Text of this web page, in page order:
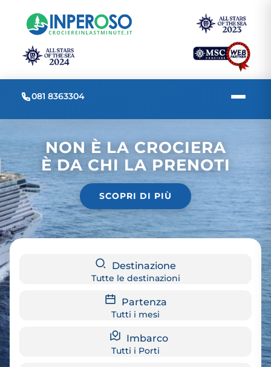
081 8363304
NON È LA CROCIERA
È DA CHI LA PRENOTI
SCOPRI DI PIÙ
Destinazione
Tutte le destinazioni
Partenza
Tutti i mesi
Imbarco
Tutti i Porti